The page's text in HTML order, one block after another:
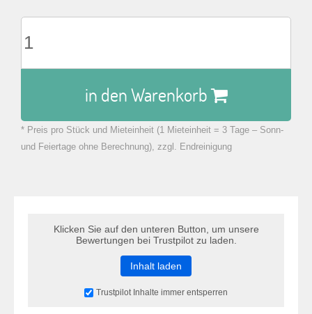
in den Warenkorb
zu Warenkorb hinzugefügt.
* Preis pro Stück und Mieteinheit (1 Mieteinheit = 3 Tage – Sonn-
und Feiertage ohne Berechnung), zzgl. Endreinigung
Klicken Sie auf den unteren Button, um unsere
Bewertungen bei Trustpilot zu laden.
Inhalt laden
Trustpilot Inhalte immer entsperren